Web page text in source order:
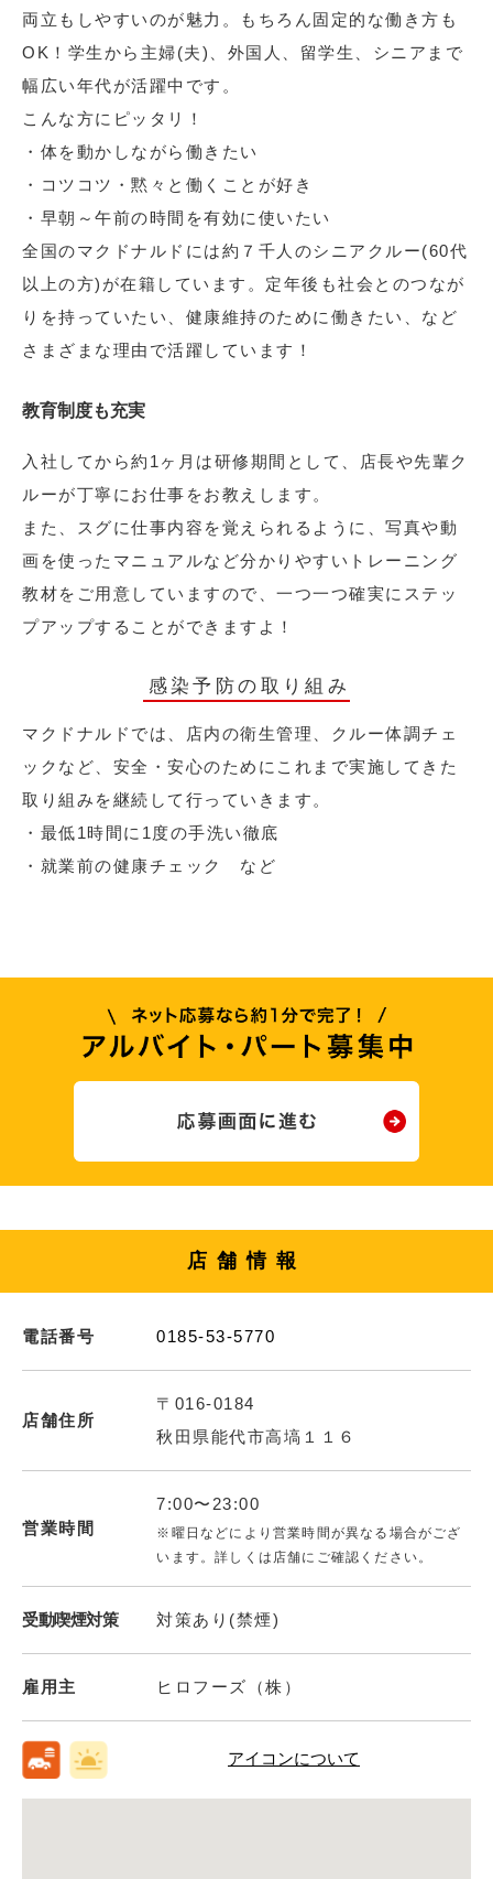
両立もしやすいのが魅力。もちろん固定的な働き方も
OK！学生から主婦(夫)、外国人、留学生、シニアまで
幅広い年代が活躍中です。
こんな方にピッタリ！
・体を動かしながら働きたい
・コツコツ・黙々と働くことが好き
・早朝～午前の時間を有効に使いたい
全国のマクドナルドには約７千人のシニアクルー(60代
以上の方)が在籍しています。定年後も社会とのつなが
りを持っていたい、健康維持のために働きたい、など
さまざまな理由で活躍しています！
教育制度も充実
入社してから約1ヶ月は研修期間として、店長や先輩ク
ルーが丁寧にお仕事をお教えします。
また、スグに仕事内容を覚えられるように、写真や動
画を使ったマニュアルなど分かりやすいトレーニング
教材をご用意していますので、一つ一つ確実にステッ
プアップすることができますよ！
感染予防の取り組み
マクドナルドでは、店内の衛生管理、クルー体調チェ
ックなど、安全・安心のためにこれまで実施してきた
取り組みを継続して行っていきます。
・最低1時間に1度の手洗い徹底
・就業前の健康チェック など
店舗情報
電話番号 0185-53-5770
店舗住所
〒016-0184
秋田県能代市高塙１１６
営業時間
7:00〜23:00
※曜日などにより営業時間が異なる場合がござ
います。詳しくは店舗にご確認ください。
受動喫煙対策 対策あり(禁煙)
雇用主 ヒロフーズ（株）
アイコンについて